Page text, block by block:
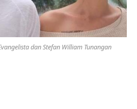
dan Stefan William Tunangan